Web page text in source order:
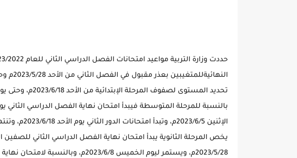
يخص المرحلة الثانوية يبدأ امتحان نهاية الفصل الدراسي الثاني
2023/5/28م، ويستمر ليوم الخميس 2023/6/8م،